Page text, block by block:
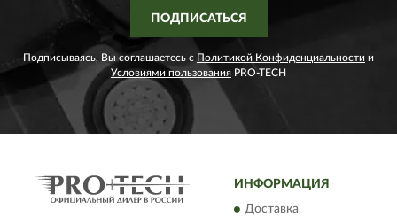
ПОДПИСАТЬСЯ
Подписываясь, Вы соглашаетесь с Политикой Конфиденциальности и
Условиями пользования PRO-TECH
ИНФОРМАЦИЯ
Доставка